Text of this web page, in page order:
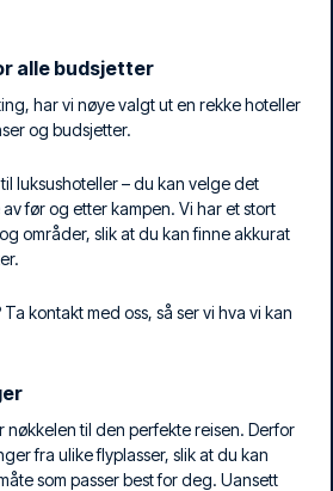
alle budsjetter
har vi nøye valgt ut en rekke hoteller
og budsjetter.
luksushoteller – du kan velge det
før og etter kampen. Vi har et stort
områder, slik at du kan finne akkurat
kontakt med oss, så ser vi hva vi kan
nøkkelen til den perfekte reisen. Derfor
fra ulike flyplasser, slik at du kan
som passer best for deg. Uansett